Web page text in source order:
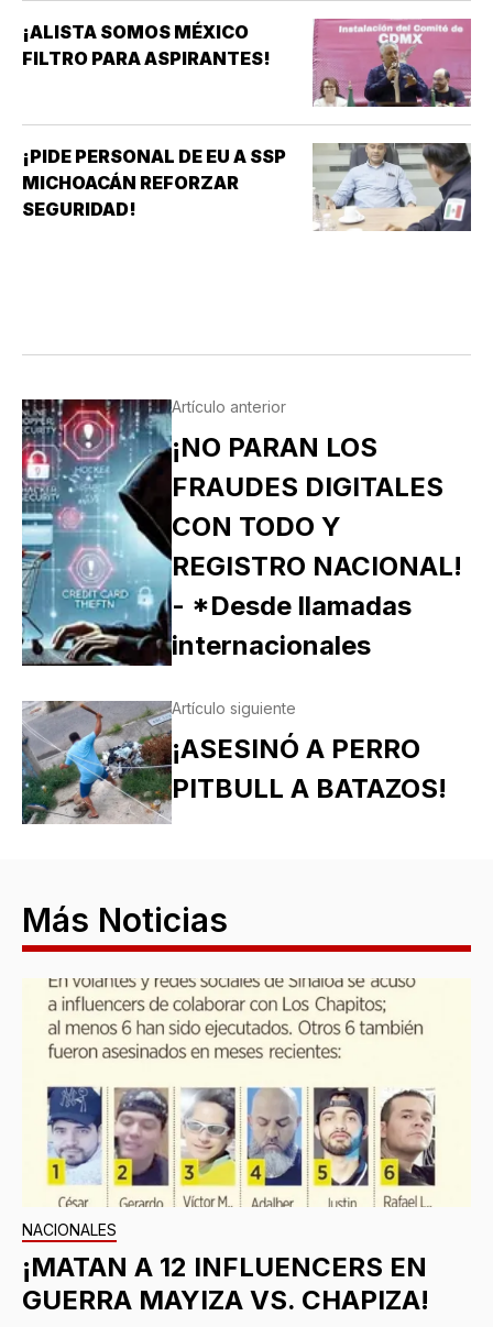
¡ALISTA SOMOS MÉXICO
FILTRO PARA ASPIRANTES!
¡PIDE PERSONAL DE EU A SSP
MICHOACÁN REFORZAR
SEGURIDAD!
Artículo anterior
¡NO PARAN LOS
FRAUDES DIGITALES
CON TODO Y
REGISTRO NACIONAL!
- *Desde llamadas
internacionales
Artículo siguiente
¡ASESINÓ A PERRO
PITBULL A BATAZOS!
Más Noticias
NACIONALES
¡MATAN A 12 INFLUENCERS EN
GUERRA MAYIZA VS. CHAPIZA!